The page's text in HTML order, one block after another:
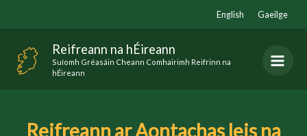
English Gaeilge
Reifreann na hÉireann
Suíomh Gréasáin Cheann Comhairimh Reifrinn na
hÉireann
Reifreann ar Aontachas leis na